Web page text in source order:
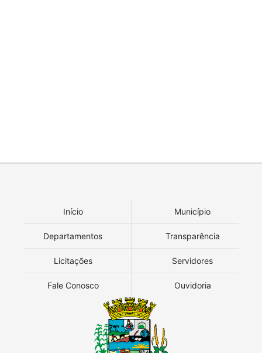
Início Município
Departamentos Transparência
Licitações Servidores
Fale Conosco Ouvidoria